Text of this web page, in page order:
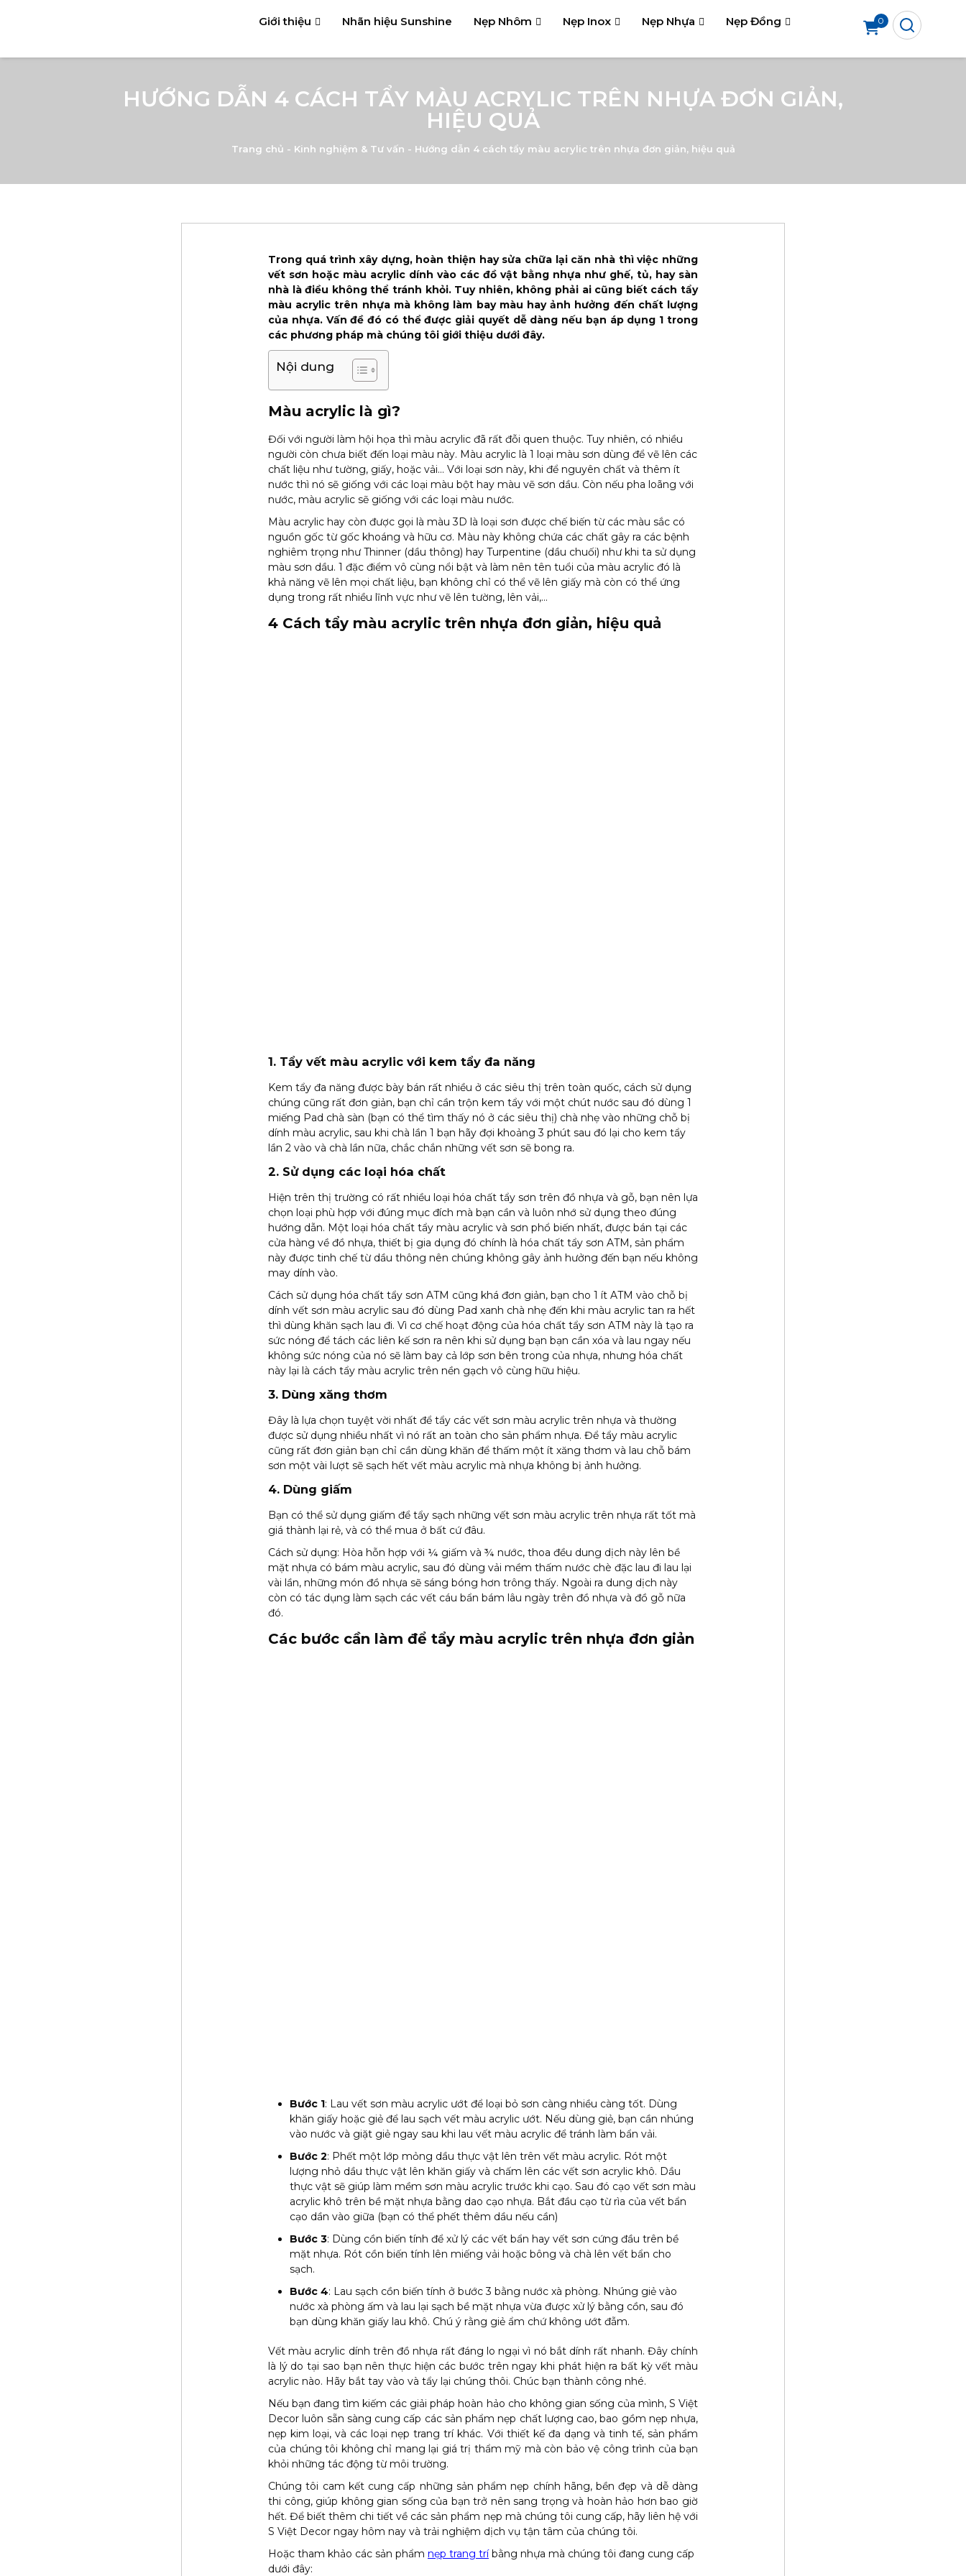
Giới thiệu Nhãn hiệu Sunshine Nẹp Nhôm Nẹp Inox Nẹp Nhựa Nẹp Đồng 0
HƯỚNG DẪN 4 CÁCH TẨY MÀU ACRYLIC TRÊN NHỰA ĐƠN GIẢN,
HIỆU QUẢ
Trang chủ - Kinh nghiệm & Tư vấn - Hướng dẫn 4 cách tẩy màu acrylic trên nhựa đơn giản, hiệu quả
Trong quá trình xây dựng, hoàn thiện hay sửa chữa lại căn nhà thì việc những
vết sơn hoặc màu acrylic dính vào các đồ vật bằng nhựa như ghế, tủ, hay sàn
nhà là điều không thể tránh khỏi. Tuy nhiên, không phải ai cũng biết cách tẩy
màu acrylic trên nhựa mà không làm bay màu hay ảnh hưởng đến chất lượng
của nhựa. Vấn đề đó có thể được giải quyết dễ dàng nếu bạn áp dụng 1 trong
các phương pháp mà chúng tôi giới thiệu dưới đây.
Nội dung
Màu acrylic là gì?
Đối với người làm hội họa thì màu acrylic đã rất đỗi quen thuộc. Tuy nhiên, có nhiều
người còn chưa biết đến loại màu này. Màu acrylic là 1 loại màu sơn dùng để vẽ lên các
chất liệu như tường, giấy, hoặc vải… Với loại sơn này, khi để nguyên chất và thêm ít
nước thì nó sẽ giống với các loại màu bột hay màu vẽ sơn dầu. Còn nếu pha loãng với
nước, màu acrylic sẽ giống với các loại màu nước.
Màu acrylic hay còn được gọi là màu 3D là loại sơn được chế biến từ các màu sắc có
nguồn gốc từ gốc khoáng và hữu cơ. Màu này không chứa các chất gây ra các bệnh
nghiêm trọng như Thinner (dầu thông) hay Turpentine (dầu chuối) như khi ta sử dụng
màu sơn dầu. 1 đặc điểm vô cùng nổi bật và làm nên tên tuổi của màu acrylic đó là
khả năng vẽ lên mọi chất liệu, bạn không chỉ có thể vẽ lên giấy mà còn có thể ứng
dụng trong rất nhiều lĩnh vực như vẽ lên tường, lên vải,…
4 Cách tẩy màu acrylic trên nhựa đơn giản, hiệu quả
1. Tẩy vết màu acrylic với kem tẩy đa năng
Kem tẩy đa năng được bày bán rất nhiều ở các siêu thị trên toàn quốc, cách sử dụng
chúng cũng rất đơn giản, bạn chỉ cần trộn kem tẩy với một chút nước sau đó dùng 1
miếng Pad chà sàn (bạn có thể tìm thấy nó ở các siêu thị) chà nhẹ vào những chỗ bị
dính màu acrylic, sau khi chà lần 1 bạn hãy đợi khoảng 3 phút sau đó lại cho kem tẩy
lần 2 vào và chà lần nữa, chắc chắn những vết sơn sẽ bong ra.
2. Sử dụng các loại hóa chất
Hiện trên thị trường có rất nhiều loại hóa chất tẩy sơn trên đồ nhựa và gỗ, bạn nên lựa
chọn loại phù hợp với đúng mục đích mà bạn cần và luôn nhớ sử dụng theo đúng
hướng dẫn. Một loại hóa chất tẩy màu acrylic và sơn phổ biến nhất, được bán tại các
cửa hàng về đồ nhựa, thiết bị gia dụng đó chính là hóa chất tẩy sơn ATM, sản phẩm
này được tinh chế từ dầu thông nên chúng không gây ảnh hưởng đến bạn nếu không
may dính vào.
Cách sử dụng hóa chất tẩy sơn ATM cũng khá đơn giản, bạn cho 1 ít ATM vào chỗ bị
dính vết sơn màu acrylic sau đó dùng Pad xanh chà nhẹ đến khi màu acrylic tan ra hết
thì dùng khăn sạch lau đi. Vì cơ chế hoạt động của hóa chất tẩy sơn ATM này là tạo ra
sức nóng để tách các liên kế sơn ra nên khi sử dụng bạn bạn cần xóa và lau ngay nếu
không sức nóng của nó sẽ làm bay cả lớp sơn bên trong của nhựa, nhưng hóa chất
này lại là cách tẩy màu acrylic trên nền gạch vô cùng hữu hiệu.
3. Dùng xăng thơm
Đây là lựa chọn tuyệt vời nhất để tẩy các vết sơn màu acrylic trên nhựa và thường
được sử dụng nhiều nhất vì nó rất an toàn cho sản phẩm nhựa. Để tẩy màu acrylic
cũng rất đơn giản bạn chỉ cần dùng khăn để thấm một ít xăng thơm và lau chỗ bám
sơn một vài lượt sẽ sạch hết vết màu acrylic mà nhựa không bị ảnh hưởng.
4. Dùng giấm
Bạn có thể sử dụng giấm để tẩy sạch những vết sơn màu acrylic trên nhựa rất tốt mà
giá thành lại rẻ, và có thể mua ở bất cứ đâu.
Cách sử dụng: Hòa hỗn hợp với ¼ giấm và ¾ nước, thoa đều dung dịch này lên bề
mặt nhựa có bám màu acrylic, sau đó dùng vải mềm thấm nước chè đặc lau đi lau lại
vài lần, những món đồ nhựa sẽ sáng bóng hơn trông thấy. Ngoài ra dung dịch này
còn có tác dụng làm sạch các vết cáu bẩn bám lâu ngày trên đồ nhựa và đồ gỗ nữa
đó.
Các bước cần làm để tẩy màu acrylic trên nhựa đơn giản
Bước 1: Lau vết sơn màu acrylic ướt để loại bỏ sơn càng nhiều càng tốt. Dùng
khăn giấy hoặc giẻ để lau sạch vết màu acrylic ướt. Nếu dùng giẻ, bạn cần nhúng
vào nước và giặt giẻ ngay sau khi lau vết màu acrylic để tránh làm bẩn vải.
Bước 2: Phết một lớp mỏng dầu thực vật lên trên vết màu acrylic. Rót một
lượng nhỏ dầu thực vật lên khăn giấy và chấm lên các vết sơn acrylic khô. Dầu
thực vật sẽ giúp làm mềm sơn màu acrylic trước khi cạo. Sau đó cạo vết sơn màu
acrylic khô trên bề mặt nhựa bằng dao cạo nhựa. Bắt đầu cạo từ rìa của vết bẩn
cạo dần vào giữa (bạn có thể phết thêm dầu nếu cần)
Bước 3: Dùng cồn biến tính để xử lý các vết bẩn hay vết sơn cứng đầu trên bề
mặt nhựa. Rót cồn biến tính lên miếng vải hoặc bông và chà lên vết bẩn cho
sạch.
Bước 4: Lau sạch cồn biến tính ở bước 3 bằng nước xà phòng. Nhúng giẻ vào
nước xà phòng ấm và lau lại sạch bề mặt nhựa vừa được xử lý bằng cồn, sau đó
bạn dùng khăn giấy lau khô. Chú ý rằng giẻ ẩm chứ không ướt đẫm.
Vết màu acrylic dính trên đồ nhựa rất đáng lo ngại vì nó bắt dính rất nhanh. Đây chính
là lý do tại sao bạn nên thực hiện các bước trên ngay khi phát hiện ra bất kỳ vết màu
acrylic nào. Hãy bắt tay vào và tẩy lại chúng thôi. Chúc bạn thành công nhé.
Nếu bạn đang tìm kiếm các giải pháp hoàn hảo cho không gian sống của mình, S Việt
Decor luôn sẵn sàng cung cấp các sản phẩm nẹp chất lượng cao, bao gồm nẹp nhựa,
nẹp kim loại, và các loại nẹp trang trí khác. Với thiết kế đa dạng và tinh tế, sản phẩm
của chúng tôi không chỉ mang lại giá trị thẩm mỹ mà còn bảo vệ công trình của bạn
khỏi những tác động từ môi trường.
Chúng tôi cam kết cung cấp những sản phẩm nẹp chính hãng, bền đẹp và dễ dàng
thi công, giúp không gian sống của bạn trở nên sang trọng và hoàn hảo hơn bao giờ
hết. Để biết thêm chi tiết về các sản phẩm nẹp mà chúng tôi cung cấp, hãy liên hệ với
S Việt Decor ngay hôm nay và trải nghiệm dịch vụ tận tâm của chúng tôi.
Hoặc tham khảo các sản phẩm nẹp trang tríbằng nhựa mà chúng tôi đang cung cấp
dưới đây: